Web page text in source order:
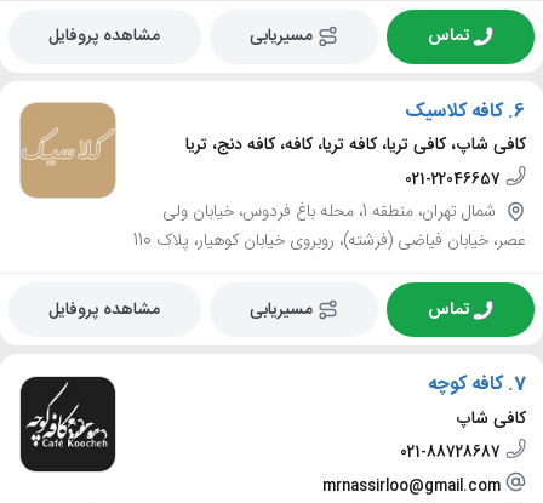
تماس مسیریابی مشاهده پروفایل
6. کافه کلاسیک
کافی شاپ، کافی تریا، کافه تریا، کافه، کافه دنج، تریا
021-22046657
شمال تهران، منطقه 1، محله باغ فردوس، خیابان ولی
عصر، خیابان فیاضی (فرشته)، روبروی خیابان کوهیار، پلاک 110
تماس مسیریابی مشاهده پروفایل
7. کافه کوچه
کافی شاپ
021-88728687
mrnassirloo@gmail.com